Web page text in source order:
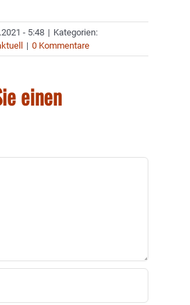
- 5:48 | Kategorien:
| 0 Kommentare
einen